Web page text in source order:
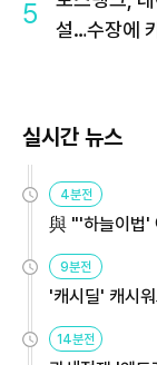
5
설…수장에
실시간 뉴스
4분전
與 "'하늘이법'
9분전
'캐시딜' 캐시
14분전